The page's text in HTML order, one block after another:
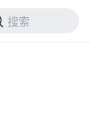
搜索